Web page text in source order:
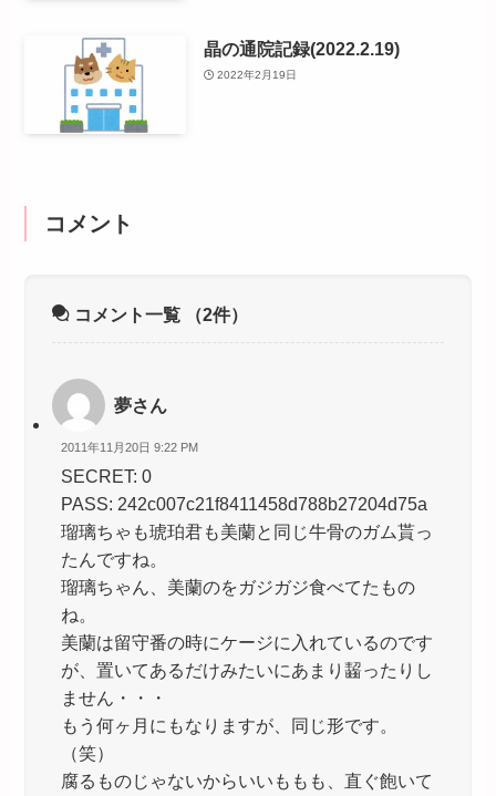
晶の通院記録(2022.2.19)
2022年2月19日
コメント
コメント一覧 （2件）
夢さん
2011年11月20日 9:22 PM
SECRET: 0
PASS: 242c007c21f8411458d788b27204d75a
瑠璃ちゃも琥珀君も美蘭と同じ牛骨のガム貰っ
たんですね。
瑠璃ちゃん、美蘭のをガジガジ食べてたもの
ね。
美蘭は留守番の時にケージに入れているのです
が、置いてあるだけみたいにあまり齧ったりし
ません・・・
もう何ヶ月にもなりますが、同じ形です。
（笑）
腐るものじゃないからいいももも、直ぐ飽いて